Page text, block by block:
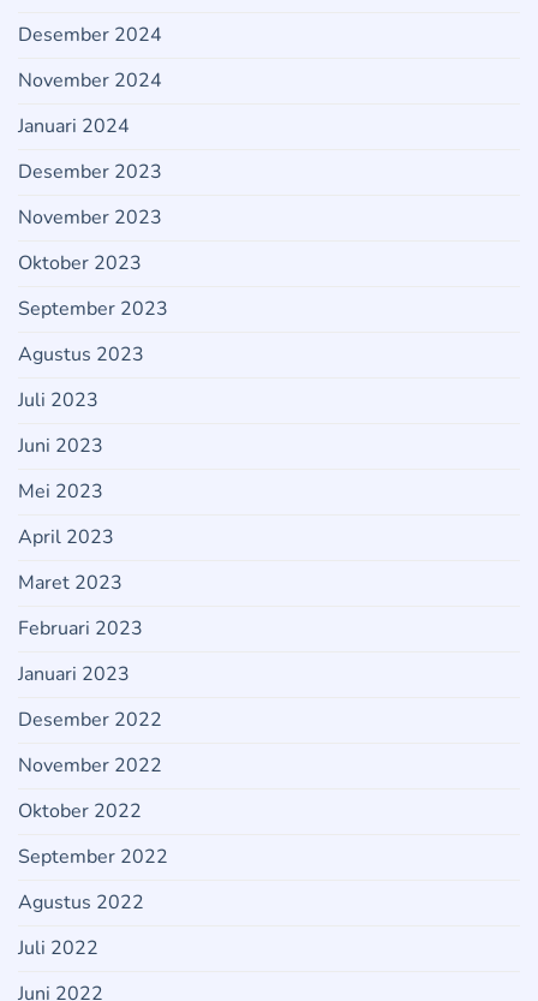
Desember 2024
November 2024
Januari 2024
Desember 2023
November 2023
Oktober 2023
September 2023
Agustus 2023
Juli 2023
Juni 2023
Mei 2023
April 2023
Maret 2023
Februari 2023
Januari 2023
Desember 2022
November 2022
Oktober 2022
September 2022
Agustus 2022
Juli 2022
Juni 2022